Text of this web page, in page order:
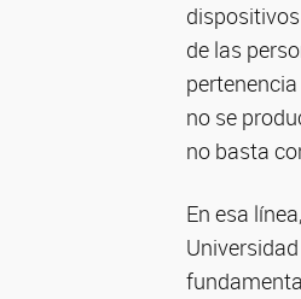
de las
no se
no basta
En esa